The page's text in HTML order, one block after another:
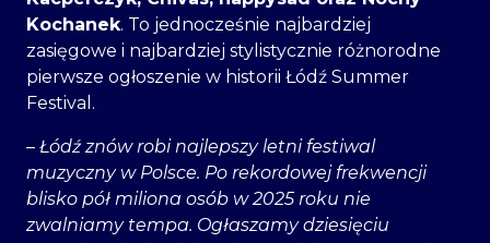
Kochanek. To jednocześnie najbardziej
zasięgowe i najbardziej stylistycznie różnorodne
pierwsze ogłoszenie w historii Łódź Summer
Festival.
– Łódź znów robi najlepszy letni festiwal
muzyczny w Polsce. Po rekordowej frekwencji
blisko pół miliona osób w 2025 roku nie
zwalniamy tempa. Ogłaszamy dziesięciu